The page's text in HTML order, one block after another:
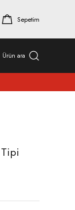
Sepetim
Ürün ara